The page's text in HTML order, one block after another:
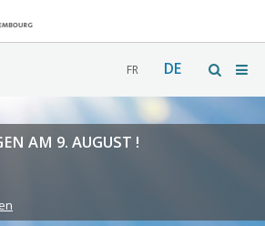
FR DE
AM 9. AUGUST !